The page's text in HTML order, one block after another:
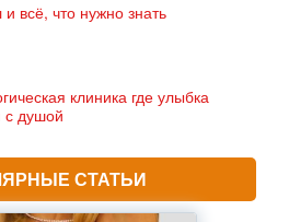
всё, что нужно знать
клиника где улыбка
с душой
СТАТЬИ